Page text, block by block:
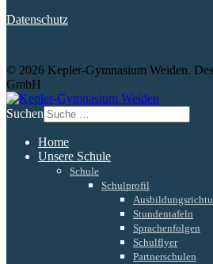
Datenschutz
© 2026 Kepler-Gymnasium Weiden.
GmbH
Suchen
Home
Unsere Schule
Schule
Schulprofil
Stundentafeln
Sprachenfolgen
Schulflyer
Partnerschulen